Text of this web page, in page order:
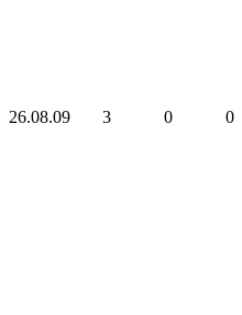
26.08.09 3 0 0